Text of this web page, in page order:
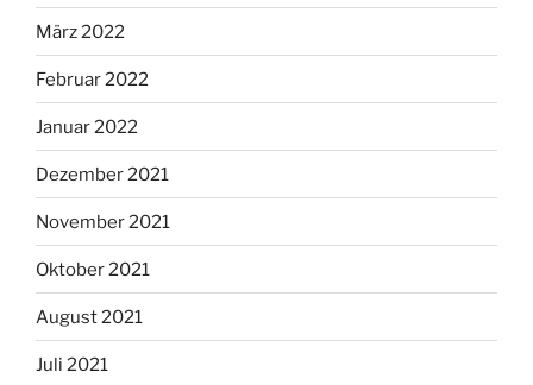
März 2022
Februar 2022
Januar 2022
Dezember 2021
November 2021
Oktober 2021
August 2021
Juli 2021